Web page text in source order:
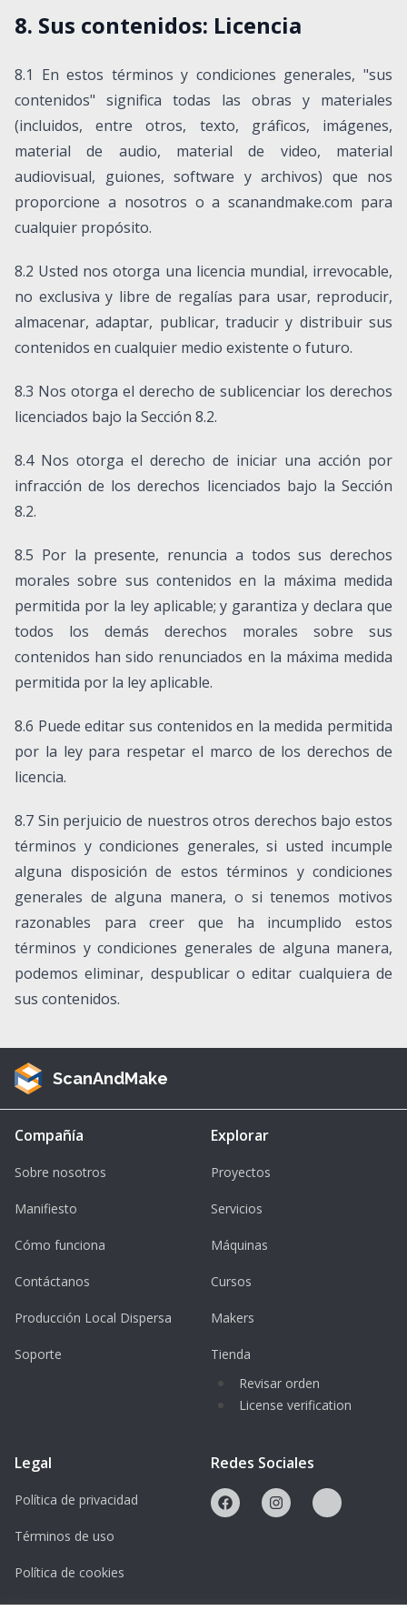
8. Sus contenidos: Licencia
8.1 En estos términos y condiciones generales, "sus
contenidos" significa todas las obras y materiales
(incluidos, entre otros, texto, gráficos, imágenes,
material de audio, material de video, material
audiovisual, guiones, software y archivos) que nos
proporcione a nosotros o a scanandmake.com para
cualquier propósito.
8.2 Usted nos otorga una licencia mundial, irrevocable,
no exclusiva y libre de regalías para usar, reproducir,
almacenar, adaptar, publicar, traducir y distribuir sus
contenidos en cualquier medio existente o futuro.
8.3 Nos otorga el derecho de sublicenciar los derechos
licenciados bajo la Sección 8.2.
8.4 Nos otorga el derecho de iniciar una acción por
infracción de los derechos licenciados bajo la Sección
8.2.
8.5 Por la presente, renuncia a todos sus derechos
morales sobre sus contenidos en la máxima medida
permitida por la ley aplicable; y garantiza y declara que
todos los demás derechos morales sobre sus
contenidos han sido renunciados en la máxima medida
permitida por la ley aplicable.
8.6 Puede editar sus contenidos en la medida permitida
por la ley para respetar el marco de los derechos de
licencia.
8.7 Sin perjuicio de nuestros otros derechos bajo estos
términos y condiciones generales, si usted incumple
alguna disposición de estos términos y condiciones
generales de alguna manera, o si tenemos motivos
razonables para creer que ha incumplido estos
términos y condiciones generales de alguna manera,
podemos eliminar, despublicar o editar cualquiera de
sus contenidos.
ScanAndMake
Compañía
Sobre nosotros
Manifiesto
Cómo funciona
Contáctanos
Producción Local Dispersa
Soporte
Explorar
Proyectos
Servicios
Máquinas
Cursos
Makers
Tienda
Revisar orden
License verification
Legal
Política de privacidad
Términos de uso
Política de cookies
Licencias
Redes Sociales